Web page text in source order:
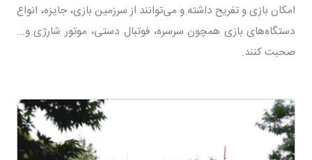
امکان بازی و تفریح داشته و می‌توانند از سرزمین بازی، جایزه، انواع
دستگاه‌های بازی همچون سرسره، فوتبال دستی، موتور شارژی و...
صحبت کنند.